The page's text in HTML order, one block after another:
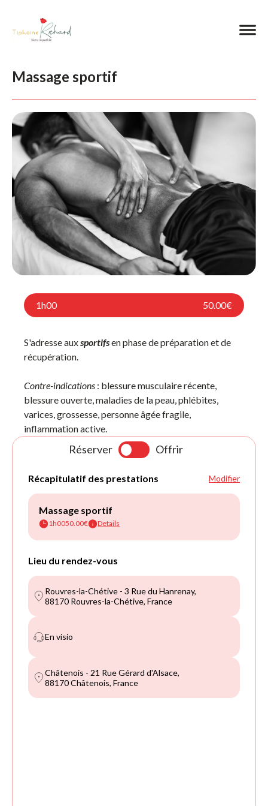
Massage sportif
Réserver Offrir
1h00 50.00€
S'adresse auxsportifsen phase de préparation et de
récupération.
Contre-indications : blessure musculaire récente,
blessure ouverte, maladies de la peau, phlébites,
varices, grossesse, personne âgée fragile,
inflammation active.